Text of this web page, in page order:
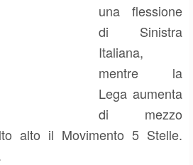
una flessione
di Sinistra
Italiana,
mentre la
Lega aumenta
di mezzo
alto il Movimento 5 Stelle.